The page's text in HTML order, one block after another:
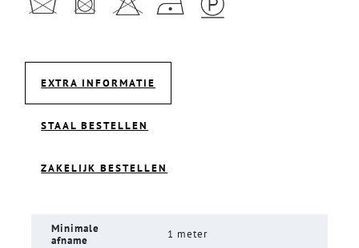
EXTRA INFORMATIE
STAAL BESTELLEN
ZAKELIJK BESTELLEN
Minimale
afname
1 meter